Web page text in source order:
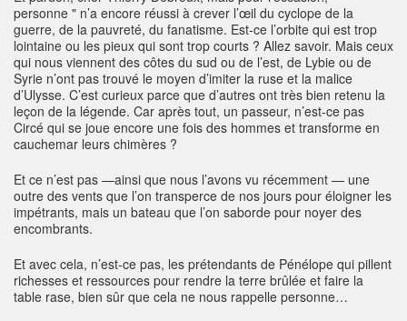
personne " n’a encore réussi à crever l’œil du cyclope de la
guerre, de la pauvreté, du fanatisme. Est-ce l’orbite qui est trop
lointaine ou les pieux qui sont trop courts ? Allez savoir. Mais ceux
qui nous viennent des côtes du sud ou de l’est, de Lybie ou de
Syrie n’ont pas trouvé le moyen d’imiter la ruse et la malice
d’Ulysse. C’est curieux parce que d’autres ont très bien retenu la
leçon de la légende. Car après tout, un passeur, n’est-ce pas
Circé qui se joue encore une fois des hommes et transforme en
cauchemar leurs chimères ?
Et ce n’est pas —ainsi que nous l’avons vu récemment — une
outre des vents que l’on transperce de nos jours pour éloigner les
impétrants, mais un bateau que l’on saborde pour noyer des
encombrants.
Et avec cela, n’est-ce pas, les prétendants de Pénélope qui pillent
richesses et ressources pour rendre la terre brûlée et faire la
table rase, bien sûr que cela ne nous rappelle personne…